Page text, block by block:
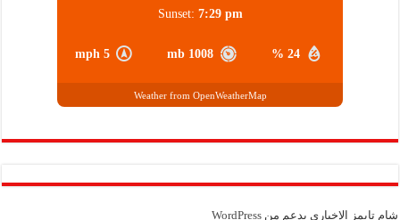
24 %
1008 mb
5 mph
Sunset: 7:29 pm
Weather from OpenWeatherMap
شام تايمز الإخباري بدعم منWordPress